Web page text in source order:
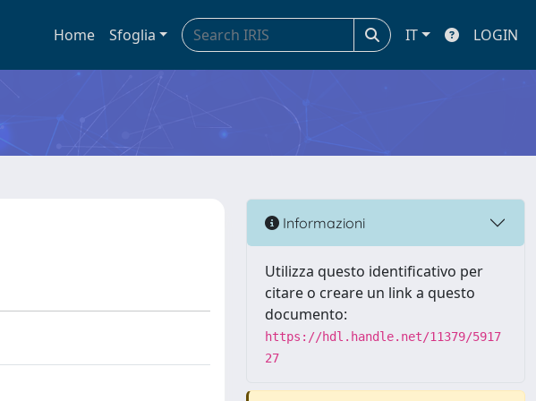
Home Sfoglia IT LOGIN
Informazioni
Utilizza questo identificativo per
citare o creare un link a questo
documento:
https://hdl.handle.net/11379/5917
27